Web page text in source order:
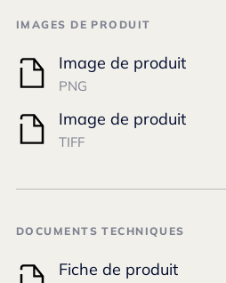
IMAGES DE PRODUIT
Image de produit
PNG
Image de produit
TIFF
DOCUMENTS TECHNIQUES
Fiche de produit